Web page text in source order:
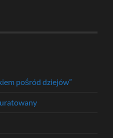
pośród dziejów”